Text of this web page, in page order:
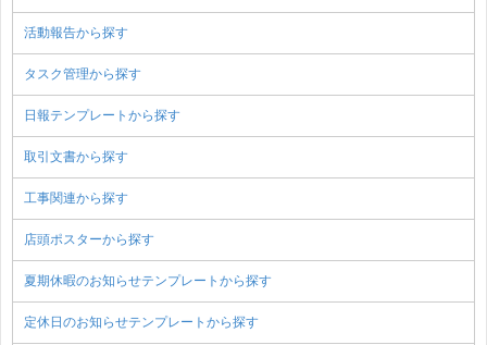
活動報告から探す
タスク管理から探す
日報テンプレートから探す
取引文書から探す
工事関連から探す
店頭ポスターから探す
夏期休暇のお知らせテンプレートから探す
定休日のお知らせテンプレートから探す